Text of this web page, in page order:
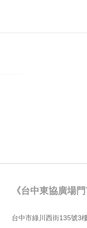
《台中東協廣場門
台中市綠川⻄街135號3